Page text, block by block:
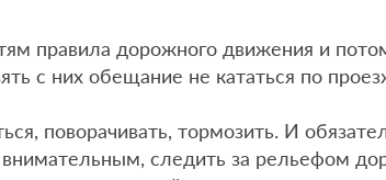
правила дорожного движения и
с них обещание не кататься по
поворачивать, тормозить. И
следить за рельефом